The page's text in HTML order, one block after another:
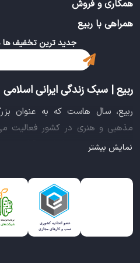
همکاری و فروش
همراهی با ربیع
جدید ترین تخفیف ها
ربیع | سبک زندگی ایرانی اسلامی
ربیع، سال هاست که به عنوان
مذهبی و هنری در کشور فعالیت
سبک زندگی ایرانی اسلامی قرار داده
شما را برای خرید اینترنتی
ایده خلاقانه عرضه محصولات
ربیع، علاوه بر داشتن نماد اعتماد
نمایش بیشتر